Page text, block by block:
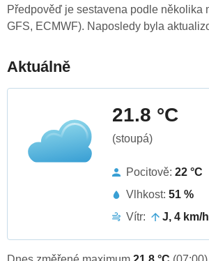
Předpověď je sestavena podle několika
GFS, ECMWF). Naposledy byla
Aktuálně
21.8 °C
(stoupá)
Pocitově: 22 °C
Vlhkost: 51 %
Vítr:
J, 4 km/h